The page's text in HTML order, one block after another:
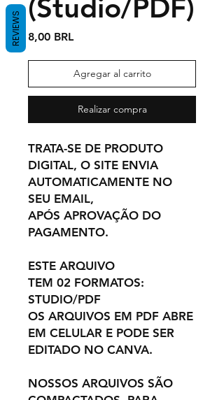
(Studio/PDF)
8,00 BRLPrecio
Agregar al carrito
Realizar compra
TRATA-SE DE PRODUTO
DIGITAL, O SITE ENVIA
AUTOMATICAMENTE NO
SEU EMAIL,
APÓS APROVAÇÃO DO
PAGAMENTO.
ESTE ARQUIVO
TEM 02 FORMATOS:
STUDIO/PDF
OS ARQUIVOS EM PDF ABRE
EM CELULAR E PODE SER
EDITADO NO CANVA.
NOSSOS ARQUIVOS SÃO
REVIEWS